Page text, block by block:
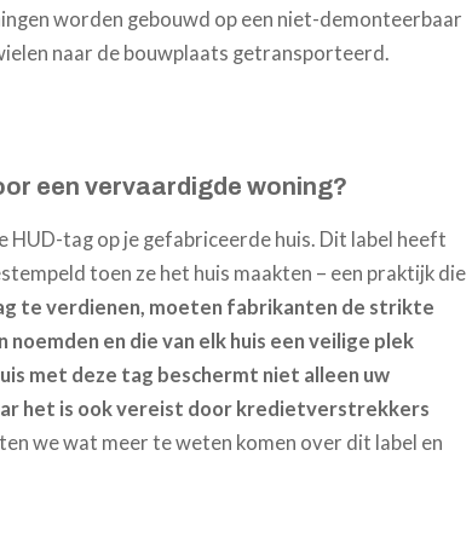
worden gebouwd op een niet-demonteerbaar
naar de bouwplaats getransporteerd.
een vervaardigde woning?
HUD-tag op je gefabriceerde huis. Dit label heeft
toen ze het huis maakten – een praktijk die
te verdienen, moeten fabrikanten de strikte
en die van elk huis een veilige plek
met deze tag beschermt niet alleen uw
het is ook vereist door kredietverstrekkers
we wat meer te weten komen over dit label en